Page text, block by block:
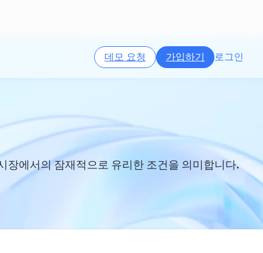
데모 요청 가입하기 로그인
장에서의 잠재적으로 유리한 조건을 의미합니다.